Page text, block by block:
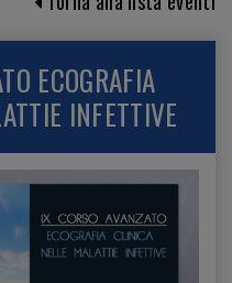
ECOGRAFIA
INFETTIVE